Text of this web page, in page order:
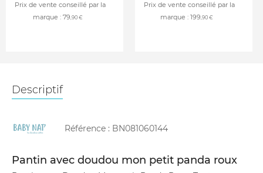
Prix de vente conseillé par la
marque : 79,90 €
Prix de vente conseillé par la
marque : 199,90 €
Descriptif
Référence : BN081060144
Pantin avec doudou mon petit panda roux